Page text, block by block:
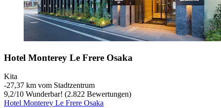
Hotel Monterey Le Frere Osaka
Kita
‐27,37 km vom Stadtzentrum
9,2/10 Wunderbar! (2.822 Bewertungen)
Hotel Monterey Le Frere Osaka